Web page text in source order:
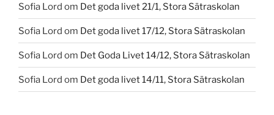
Sofia Lord om Det goda livet 21/1, Stora Sätraskolan
Sofia Lord om Det goda livet 17/12, Stora Sätraskolan
Sofia Lord om Det Goda Livet 14/12, Stora Sätraskolan
Sofia Lord om Det goda livet 14/11, Stora Sätraskolan